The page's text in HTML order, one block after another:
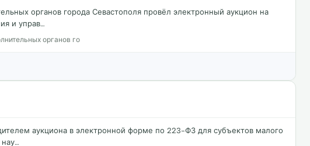
органов города Севастополя провёл электронный аукцион на
и управ…
органов го
аукциона в электронной форме по 223-ФЗ для субъектов малого